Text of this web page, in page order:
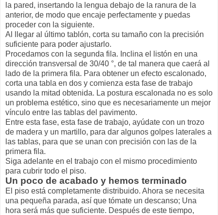
la pared, insertando la lengua debajo de la ranura de la
anterior, de modo que encaje perfectamente y puedas
proceder con la siguiente.
Al llegar al último tablón, corta su tamaño con la precisión
suficiente para poder ajustarlo.
Procedamos con la segunda fila. Inclina el listón en una
dirección transversal de 30/40 °, de tal manera que caerá al
lado de la primera fila. Para obtener un efecto escalonado,
corta una tabla en dos y comienza esta fase de trabajo
usando la mitad obtenida. La postura escalonada no es solo
un problema estético, sino que es necesariamente un mejor
vínculo entre las tablas del pavimento.
Entre esta fase, esta fase de trabajo, ayúdate con un trozo
de madera y un martillo, para dar algunos golpes laterales a
las tablas, para que se unan con precisión con las de la
primera fila.
Siga adelante en el trabajo con el mismo procedimiento
para cubrir todo el piso.
Un poco de acabado y hemos terminado
El piso está completamente distribuido. Ahora se necesita
una pequeña parada, así que tómate un descanso; Una
hora será más que suficiente. Después de este tiempo,